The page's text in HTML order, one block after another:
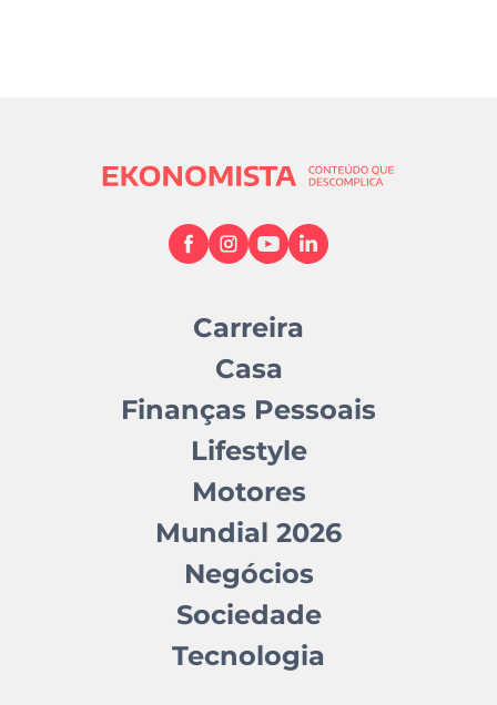
Carreira
Casa
Finanças Pessoais
Lifestyle
Motores
Mundial 2026
Negócios
Sociedade
Tecnologia